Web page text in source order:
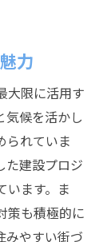
力
大限に活用す
気候を活かし
られていま
た建設プロジ
います。ま
策も積極的に
みやすい街づ